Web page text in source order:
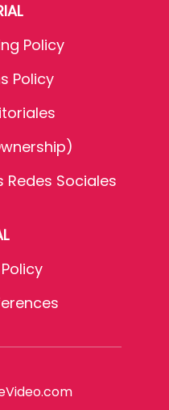
Policy
Policy
Redes Sociales